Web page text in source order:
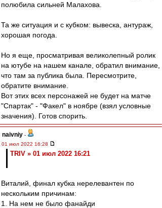
полюбила сильней Малахова.
Та же ситуация и с кубком: вывеска, антураж,
хорошая погода.
Но я еще, просматривая великолепный ролик
на ютубе на нашем канале, обратил внимание,
что там за публика была. Пересмотрите,
обратите внимание.
Вот этих всех персонажей не будет на матче
"Спартак" - "Факел" в ноябре (взял условные
значения). Готов спорить.
naivniy -
01 июл 2022 16:28
TRIV » 01 июл 2022 16:21
Виталий, финал кубка нерелевантен по
нескольким причинам:
1. На нем не было фанайди